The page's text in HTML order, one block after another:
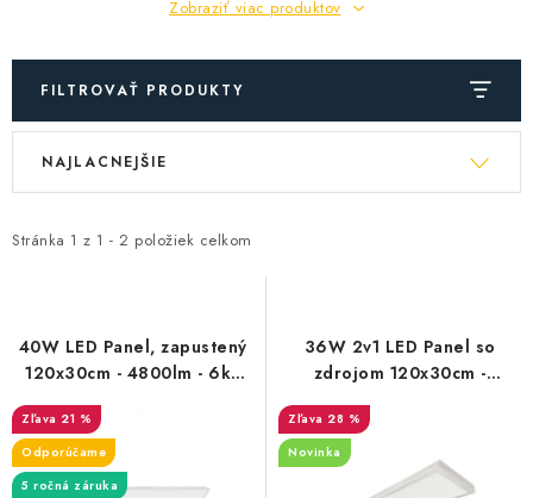
O NÁS - MEGALED & JANTON ZÁKAMENNÉ
Reklamácie a formulár na odstúpenie od zmluvy
Obchodné podmienky
Podmienky ochrany osobných údajov
O nás - MEGALED & JANTON Zákamenné
Zobraziť viac produktov
FILTROVAŤ PRODUKTY
V
i
r
o
d
u
k
Stránka 1 z 1 - 2 položiek celkom
R
e
e
p
r
o
d
NAJLACNEJŠIE
40W LED Panel, zapustený
120x30cm - 4800lm - 6ks
balenie
21 %
Odporúčame
5 ročná záruka
36W 2v1 LED Panel so
zdrojom 120x30cm -
4400lm - 6ks balenie
28 %
Novinka